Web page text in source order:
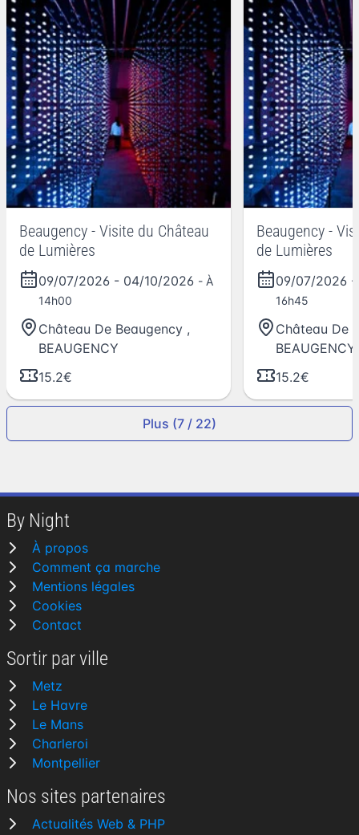
Beaugency - Visite du Château
de Lumières
09/07/2026 - 04/10/2026 - À
14h00
Château De Beaugency ,
BEAUGENCY
15.2€
Beaugency -
de Lumières
09/07/2026
16h45
Château De
BEAUGENCY
15.2€
Plus (7 / 22)
By Night
À propos
Comment ça marche
Mentions légales
Cookies
Contact
Sortir par ville
Metz
Le Havre
Le Mans
Charleroi
Montpellier
Nos sites partenaires
Actualités Web & PHP